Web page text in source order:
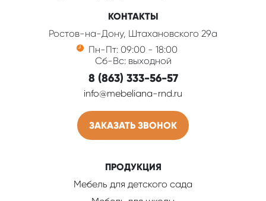
КОНТАКТЫ
Ростов-на-Дону, Штахановского 29а
Пн-Пт: 09:00 - 18:00
Сб-Вс: выходной
8 (863) 333-56-57
info@mebeliana-rnd.ru
ЗАКАЗАТЬ ЗВОНОК
ПРОДУКЦИЯ
Мебель для детского сада